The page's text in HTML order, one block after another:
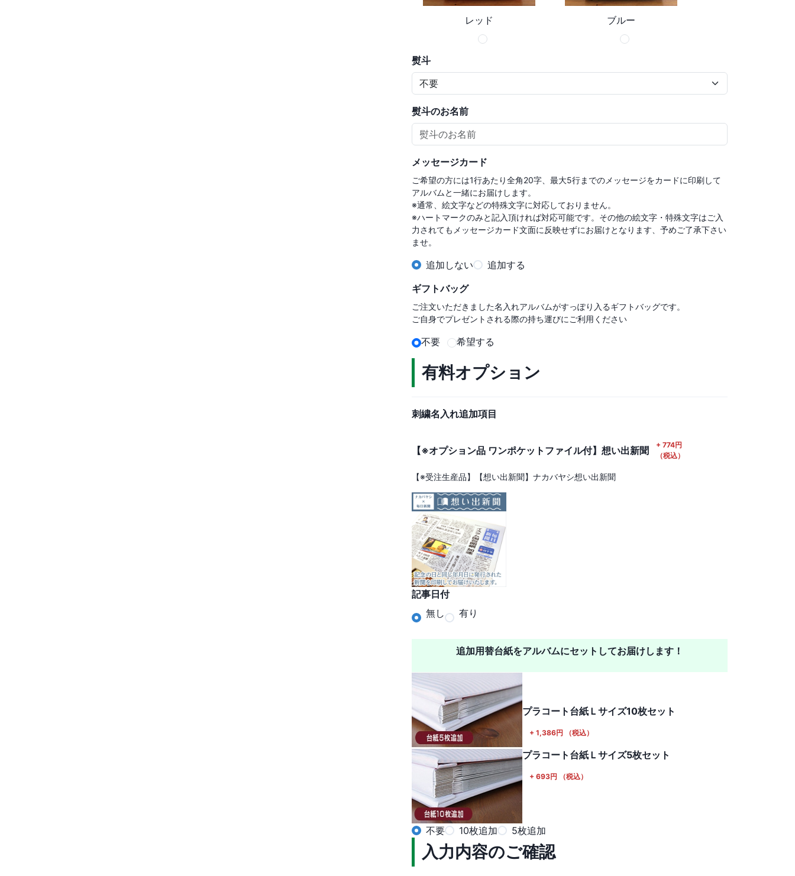
レッド ブルー
熨斗
熨斗のお名前
メッセージカード
ご希望の方には1行あたり全角20字、最大5行までのメッセージをカードに印刷して
アルバムと一緒にお届けします。
※通常、絵文字などの特殊文字に対応しておりません。
※ハートマークのみと記入頂ければ対応可能です。その他の絵文字・特殊文字はご入
力されてもメッセージカード文面に反映せずにお届けとなります、予めご了承下さい
ませ。
追加しない
追加する
ギフトバッグ
ご注文いただきました名入れアルバムがすっぽり入るギフトバッグです。
ご自身でプレゼントされる際の持ち運びにご利用ください
不要 希望する
有料オプション
刺繍名入れ追加項目
【※オプション品 ワンポケットファイル付】想い出新聞 + 774円
（税込）
【※受注生産品】【想い出新聞】ナカバヤシ想い出新聞
記事日付
無し
有り
追加用替台紙をアルバムにセットしてお届けします！
プラコート台紙Ｌサイズ10枚セット
+ 1,386円 （税込）
プラコート台紙Ｌサイズ5枚セット
+ 693円 （税込）
不要 10枚追加 5枚追加
入力内容のご確認